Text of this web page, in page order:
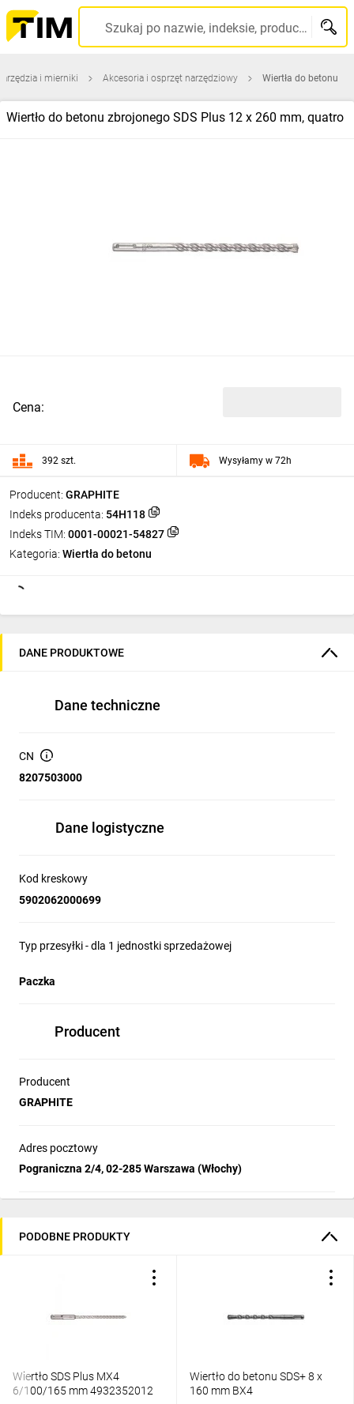
Szukaj po nazwie, indeksie, producencie, kodzie kreskowym...
i mierniki Akcesoria i osprzęt narzędziowy Wiertła do betonu
Wiertło do betonu zbrojonego SDS Plus 12 x 260 mm, quatro
Producent: GRAPHITE
Indeks producenta: 54H118
Indeks TIM: 0001-00021-54827
Kategoria: Wiertła do betonu
Cena:
392 szt. Wysyłamy w 72h
DANE PRODUKTOWE
Dane techniczne
CN
8207503000
Dane logistyczne
Kod kreskowy
5902062000699
Typ przesyłki - dla 1 jednostki sprzedażowej
Paczka
Producent
Producent
GRAPHITE
Adres pocztowy
Pograniczna 2/4, 02-285 Warszawa (Włochy)
PODOBNE PRODUKTY
Wiertło SDS Plus MX4
6/100/165 mm 4932352012
Wiertło do betonu SDS+ 8 x
160 mm BX4